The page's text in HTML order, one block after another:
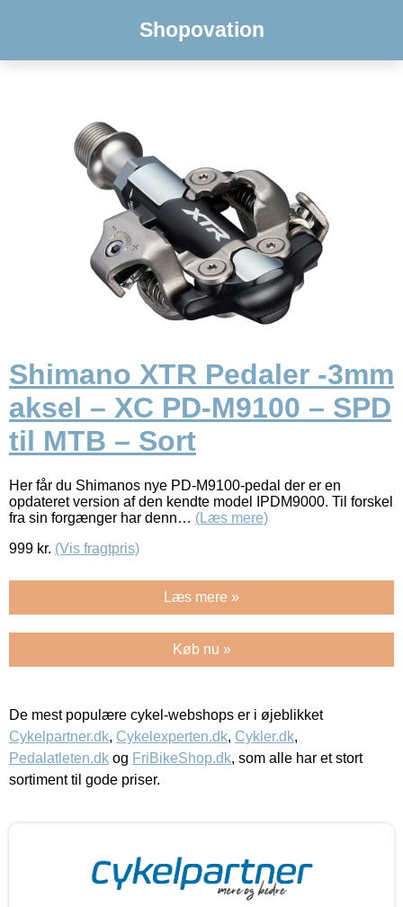
Shopovation
Shimano XTR Pedaler -3mm
aksel – XC PD-M9100 – SPD
til MTB – Sort
Her får du Shimanos nye PD-M9100-pedal der er en
opdateret version af den kendte model IPDM9000. Til forskel
fra sin forgænger har denn… (Læs mere)
999 kr. (Vis fragtpris)
Læs mere »
Køb nu »
De mest populære cykel-webshops er i øjeblikket
Cykelpartner.dk, Cykelexperten.dk, Cykler.dk,
Pedalatleten.dk og FriBikeShop.dk, som alle har et stort
sortiment til gode priser.